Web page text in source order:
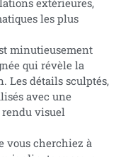
extérieures,
les plus
minutieusement
qui révèle la
Les détails sculptés,
avec une
rendu visuel
vous cherchiez à